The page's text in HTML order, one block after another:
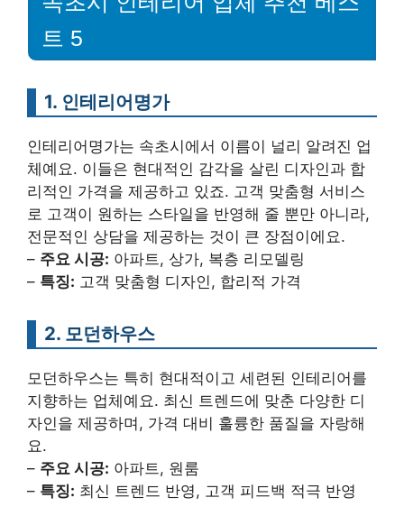
트 5
1. 인테리어명가
인테리어명가는 속초시에서 이름이 널리 알려진 업
체예요. 이들은 현대적인 감각을 살린 디자인과 합
리적인 가격을 제공하고 있죠. 고객 맞춤형 서비스
로 고객이 원하는 스타일을 반영해 줄 뿐만 아니라,
전문적인 상담을 제공하는 것이 큰 장점이에요.
– 주요 시공: 아파트, 상가, 복층 리모델링
– 특징: 고객 맞춤형 디자인, 합리적 가격
2. 모던하우스
모던하우스는 특히 현대적이고 세련된 인테리어를
지향하는 업체예요. 최신 트렌드에 맞춘 다양한 디
자인을 제공하며, 가격 대비 훌륭한 품질을 자랑해
요.
– 주요 시공: 아파트, 원룸
– 특징: 최신 트렌드 반영, 고객 피드백 적극 반영